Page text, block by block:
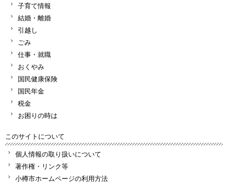
子育て情報
結婚・離婚
引越し
ごみ
仕事・就職
おくやみ
国民健康保険
国民年金
税金
お困りの時は
このサイトについて
個人情報の取り扱いについて
著作権・リンク等
小樽市ホームページの利用方法